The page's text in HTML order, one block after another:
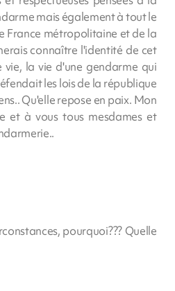
mais également à tout le
France métropolitaine et de la
connaître l'identité de cet
la vie d'une gendarme qui
les lois de la république
Qu'elle repose en paix. Mon
et à vous tous mesdames et
pourquoi??? Quelle